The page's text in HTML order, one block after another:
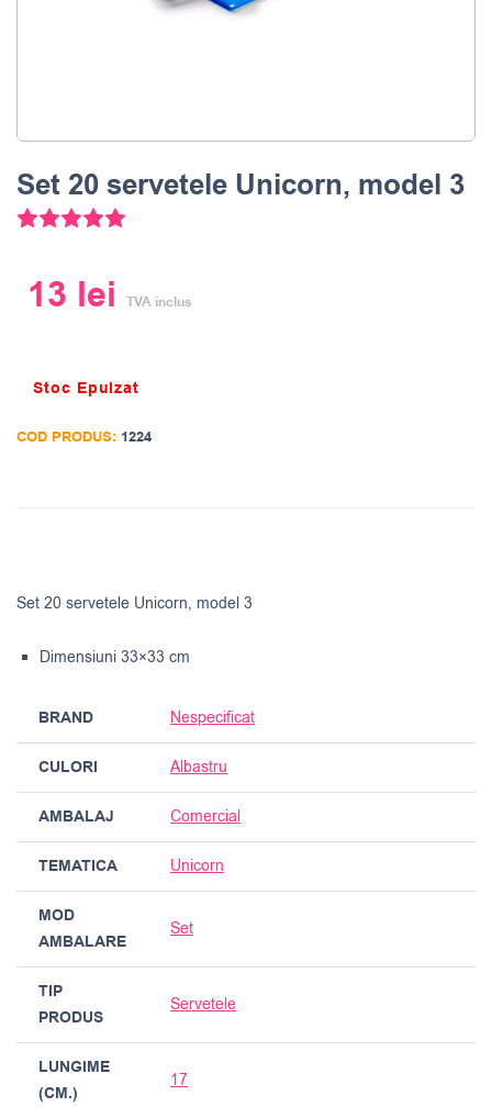
Set 20 servetele Unicorn, model 3
3
13 lei TVA inclus
Stoc Epuizat
COD PRODUS: 1224
Set 20 servetele Unicorn, model 3
Dimensiuni 33×33 cm
BRAND Nespecificat
CULORI Albastru
AMBALAJ Comercial
TEMATICA Unicorn
MOD
AMBALARE
Set
TIP
PRODUS
Servetele
LUNGIME
(CM.)
17